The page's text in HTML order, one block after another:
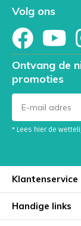
Volg ons
Ontvang de
promoties
* Lees hier de
Klantenservice
Handige links